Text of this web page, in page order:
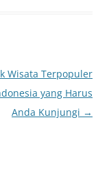
Wisata Terpopuler
yang Harus
Anda Kunjungi →